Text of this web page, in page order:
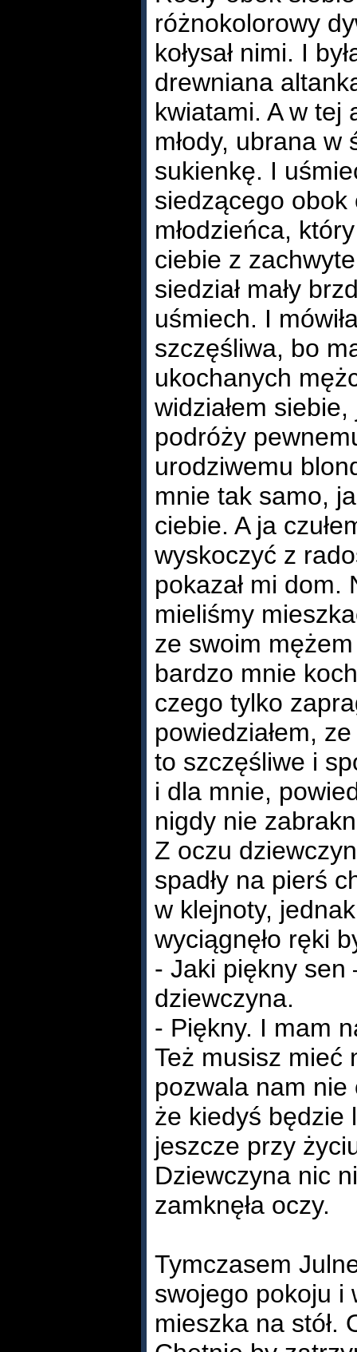
różnokolorowy
kołysał nimi. I
drewniana
kwiatami. A w tej
młody, ubrana w
sukienkę. I
siedzącego obok
młodzieńca,
ciebie z
siedział mały
uśmiech. I
szczęśliwa, bo
ukochanych
widziałem
podróży
urodziwemu
mnie tak samo,
ciebie. A ja
wyskoczyć z
pokazał mi
mieliśmy
ze swoim
bardzo mnie
czego tylko
powiedziałem,
to szczęśliwe i
i dla mnie,
nigdy nie
Z oczu
spadły na pierś
w klejnoty,
wyciągnęło ręki
- Jaki piękny sen
dziewczyna.
- Piękny. I mam
Też musisz mieć
pozwala nam nie
że kiedyś będzie
jeszcze przy
Dziewczyna nic
zamknęła oczy.
Tymczasem
swojego pokoju i
mieszka na stół.